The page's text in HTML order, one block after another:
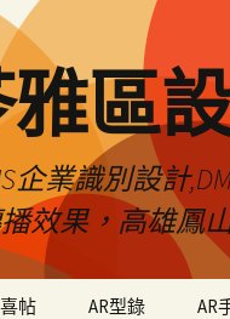
區
企業識別設計
效果，高雄鳳
帖 AR型錄 AR